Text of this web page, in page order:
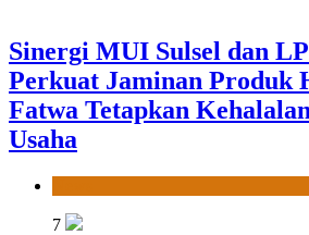
Sinergi MUI Sulsel dan
Perkuat Jaminan Produk
Fatwa Tetapkan
Usaha
7